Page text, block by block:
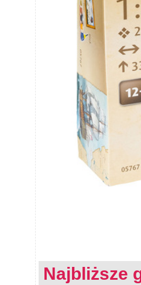
Najbliższe